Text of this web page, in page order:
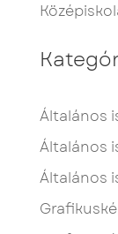
Általános
Általános
Általános